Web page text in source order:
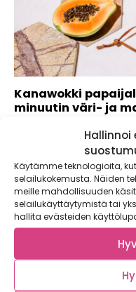
Hallinnoi
Käytämme teknologioita,
selailukokemusta. Näiden
meille mahdollisuuden
selailukäyttäytymistä tai
hallita evästeiden
Kanawokki
minuutin väri- ja
Kaupallinen yhteistyö:
värikkään wokin